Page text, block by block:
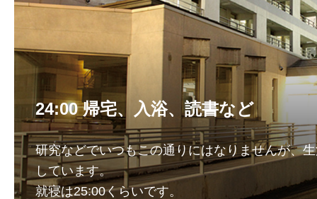
24:00 帰宅、入浴、読書など
研究などでいつもこの通りにはなりませんが、
しています。
就寝は25:00くらいです。